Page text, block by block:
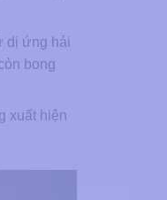
dị ứng hải
bong
xuất hiện